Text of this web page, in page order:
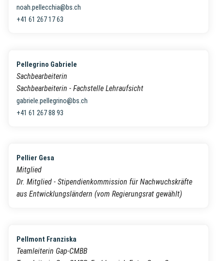
noah.pellecchia@bs.ch
+41 61 267 17 63
Pellegrino Gabriele
Sachbearbeiterin
Sachbearbeiterin - Fachstelle Lehraufsicht
gabriele.pellegrino@bs.ch
+41 61 267 88 93
Pellier Gesa
Mitglied
Dr. Mitglied - Stipendienkommission für Nachwuchskräfte
aus Entwicklungsländern (vom Regierungsrat gewählt)
Pellmont Franziska
Teamleiterin Gap-CMBB